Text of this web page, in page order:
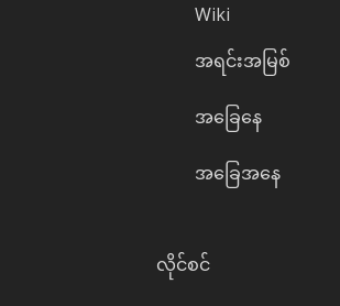
Wiki
အရင်းအမြစ်
အခြေနေ
အခြေအနေ
လိုင်စင်